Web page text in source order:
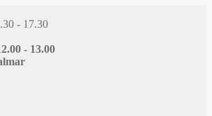
- 17.30
- 13.00